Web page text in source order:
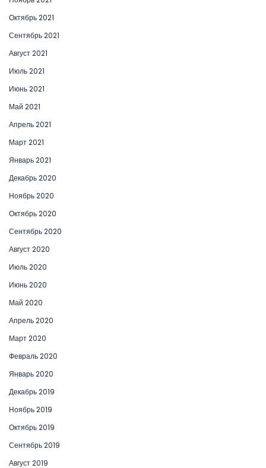
Октябрь 2021
Сентябрь 2021
Август 2021
Июль 2021
Июнь 2021
Май 2021
Апрель 2021
Март 2021
Январь 2021
Декабрь 2020
Ноябрь 2020
Октябрь 2020
Сентябрь 2020
Август 2020
Июль 2020
Июнь 2020
Май 2020
Апрель 2020
Март 2020
Февраль 2020
Январь 2020
Декабрь 2019
Ноябрь 2019
Октябрь 2019
Сентябрь 2019
Август 2019